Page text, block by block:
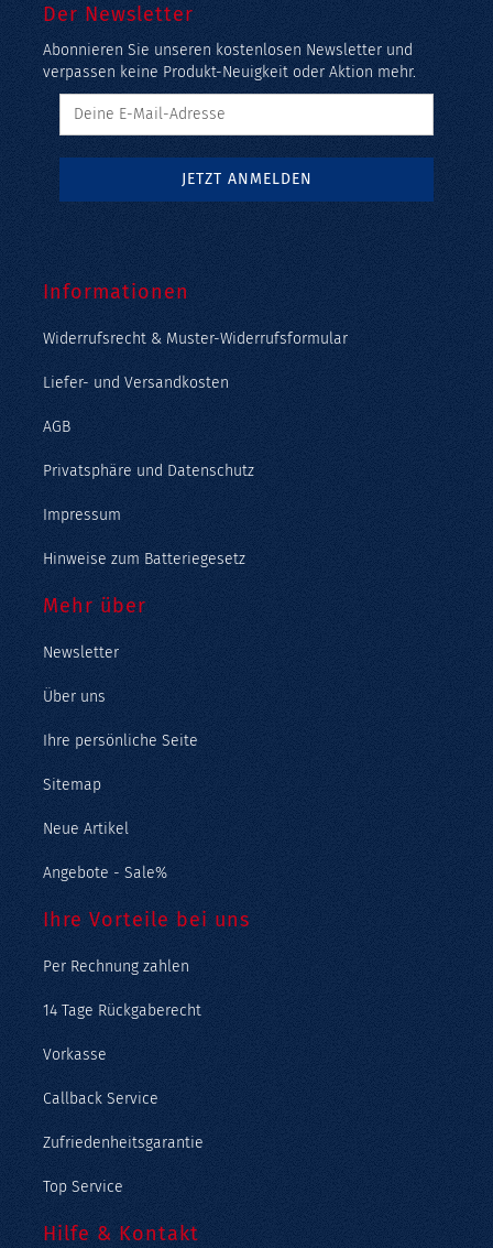
Der Newsletter
Abonnieren Sie unseren kostenlosen Newsletter und
verpassen keine Produkt-Neuigkeit oder Aktion mehr.
Informationen
Widerrufsrecht & Muster-Widerrufsformular
Liefer- und Versandkosten
AGB
Privatsphäre und Datenschutz
Impressum
Hinweise zum Batteriegesetz
Mehr über
Newsletter
Über uns
Ihre persönliche Seite
Sitemap
Neue Artikel
Angebote - Sale%
Ihre Vorteile bei uns
Per Rechnung zahlen
14 Tage Rückgaberecht
Vorkasse
Callback Service
Zufriedenheitsgarantie
Top Service
Hilfe & Kontakt